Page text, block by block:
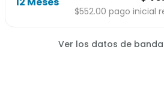
$552.00 pago inicial
Ver los datos de